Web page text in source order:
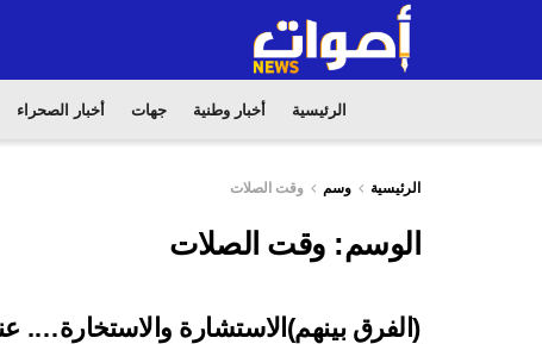
الرئيسية أخبار وطنية جهات أخبار الصحراء
الرئيسية وسم وقت الصلات
الوسم: وقت الصلات
(الفرق بينهم)الاستشارة والاستخارة….